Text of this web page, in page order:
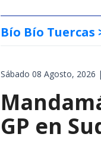
Bío Bío Tuercas
Sábado 08 Agosto, 2026
GP en